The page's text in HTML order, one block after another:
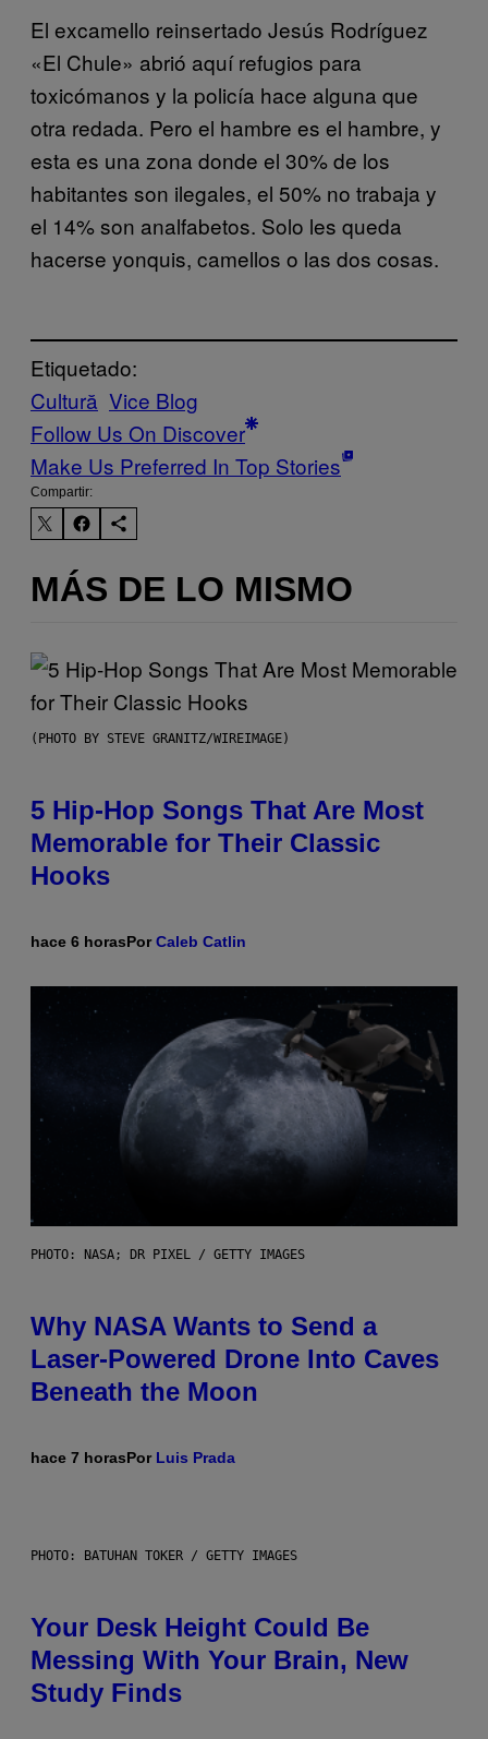
El excamello reinsertado Jesús Rodríguez
«El Chule» abrió aquí refugios para
toxicómanos y la policía hace alguna que
otra redada. Pero el hambre es el hambre, y
esta es una zona donde el 30% de los
habitantes son ilegales, el 50% no trabaja y
el 14% son analfabetos. Solo les queda
hacerse yonquis, camellos o las dos cosas.
Etiquetado:
Cultură Vice Blog
Follow Us On Discover
Make Us Preferred In Top Stories
Compartir:
MÁS DE LO MISMO
(PHOTO BY STEVE GRANITZ/WIREIMAGE)
5 Hip-Hop Songs That Are Most
Memorable for Their Classic
Hooks
hace 6 horasPorCaleb Catlin
PHOTO: NASA; DR PIXEL / GETTY IMAGES
Why NASA Wants to Send a
Laser-Powered Drone Into Caves
Beneath the Moon
hace 7 horasPor Luis Prada
PHOTO: BATUHAN TOKER / GETTY IMAGES
Your Desk Height Could Be
Messing With Your Brain, New
Study Finds